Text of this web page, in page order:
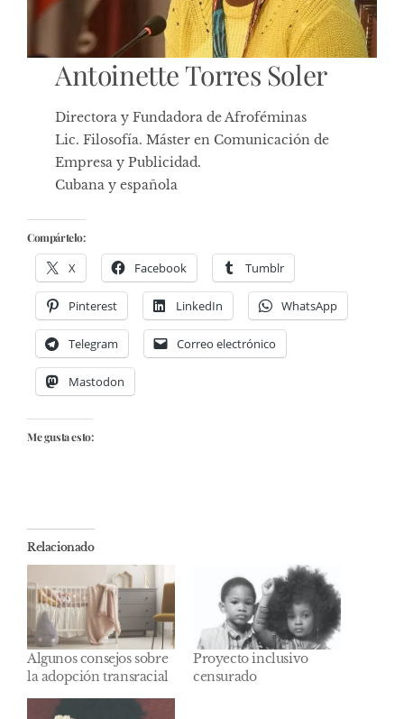
Antoinette Torres Soler
Directora y Fundadora de Afroféminas
Lic. Filosofía. Máster en Comunicación de
Empresa y Publicidad.
Cubana y española
Compártelo:
X Facebook Tumblr
Pinterest LinkedIn WhatsApp
Telegram Correo electrónico
Mastodon
Me gusta esto:
Relacionado
Algunos consejos sobre
la adopción transracial
Proyecto inclusivo
censurado